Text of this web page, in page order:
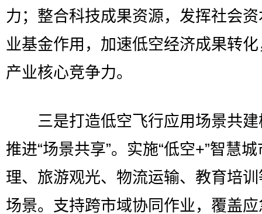
力；整合科技成果资源，发挥社会
业基金作用，加速低空经济成果转
产业核心竞争力。
三是打造低空飞行应用场景共建
推进“场景共享”。实施“低空+”智慧
理、旅游观光、物流运输、教育培
场景。支持跨市域协同作业，覆盖